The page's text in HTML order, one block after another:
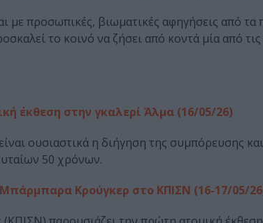
προσωπικές, βιωματικές αφηγήσεις από τα
το κοινό να ζήσει από κοντά μία από
έκθεση στην γκαλερί Άλμα (16/05/26)
ουσιαστικά η διήγηση της συμπόρευσης
50 χρόνων.
Κρούγκερ στο ΚΠΙΣΝ (16-17/05/